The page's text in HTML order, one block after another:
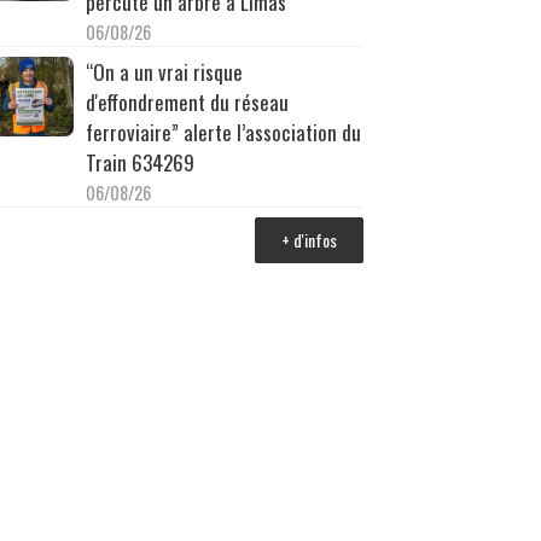
06/08/26
“On a un vrai risque
d'effondrement du réseau
ferroviaire” alerte l’association du
Train 634269
06/08/26
+ d'infos